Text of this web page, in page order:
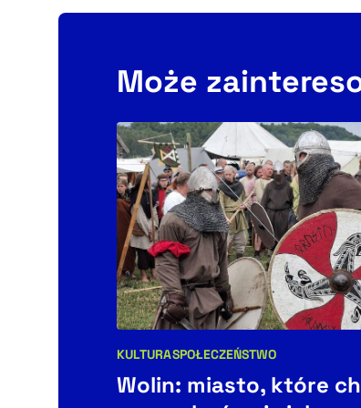
Może
Kategorie artykułu:
KULTURASPOŁECZEŃSTWO
Wolin: miasto, które